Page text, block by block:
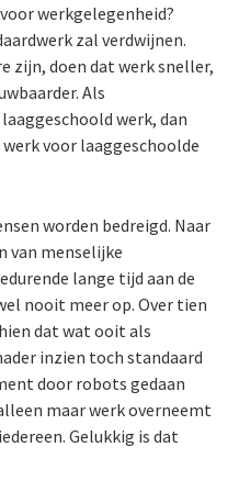
werkgelegenheid?
zal verdwijnen.
zijn, doen dat werk sneller,
Als
werk, dan
voor laaggeschoolde
worden bedreigd. Naar
van menselijke
lange tijd aan de
nooit meer op. Over tien
dat wat ooit als
inzien toch standaard
door robots gedaan
maar werk overneemt
Gelukkig is dat